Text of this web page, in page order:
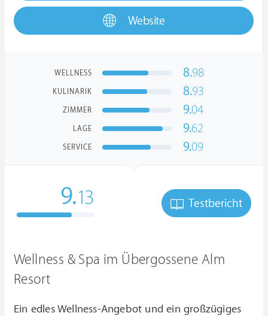
Website
WELLNESS 8.98
KULINARIK 8.93
ZIMMER 9.04
LAGE 9.62
SERVICE 9.09
9.13 Testbericht
Wellness & Spa im Übergossene Alm
Resort
Ein edles Wellness-Angebot und ein großzügiges